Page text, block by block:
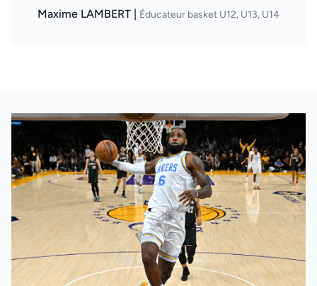
Maxime LAMBERT | Éducateur basket U12, U13, U14